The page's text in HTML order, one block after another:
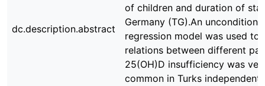
dc.description.abstract
of children and duration of
Germany (TG).An
regression model was used to
relations between different
25(OH)D insufficiency was
common in Turks independent